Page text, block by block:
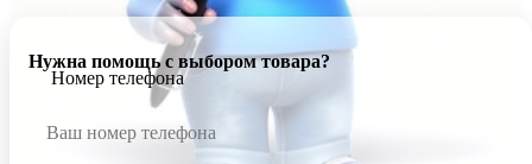
Нужна помощь с выбором товара?
Номер телефона